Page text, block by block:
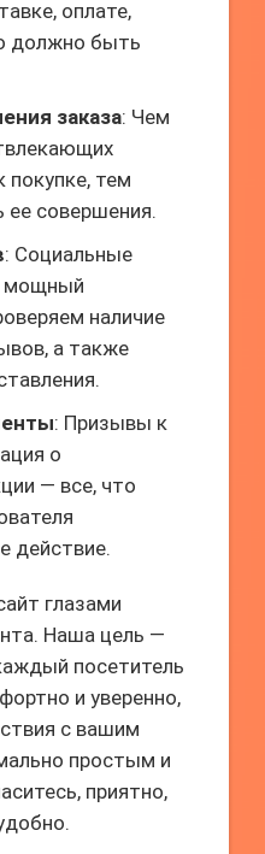
оплате,
должно быть
заказа: Чем
покупке, тем
совершения.
: Социальные
мощный
наличие
а также
: Призывы к
о
— все, что
действие.
глазами
Наша цель —
посетитель
и уверенно,
с вашим
простым и
приятно,